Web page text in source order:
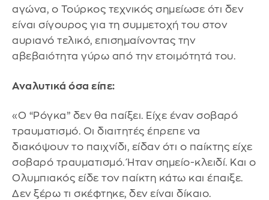
αγώνα, ο Τούρκος τεχνικός σημείωσε ότι δεν
είναι σίγουρος για τη συμμετοχή του στον
αυριανό τελικό, επισημαίνοντας την
αβεβαιότητα γύρω από την ετοιμότητά του.
Αναλυτικά όσα είπε:
«Ο “Ρόγκα” δεν θα παίξει. Είχε έναν σοβαρό
τραυματισμό. Οι διαιτητές έπρεπε να
διακόψουν το παιχνίδι, είδαν ότι ο παίκτης είχε
σοβαρό τραυματισμό. Ήταν σημείο-κλειδί. Και ο
Ολυμπιακός είδε τον παίκτη κάτω και έπαιξε.
Δεν ξέρω τι σκέφτηκε, δεν είναι δίκαιο.